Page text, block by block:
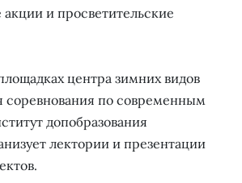
акции и просветительские
центра зимних видов
соревнования по современным
допобразования
лектории и презентации